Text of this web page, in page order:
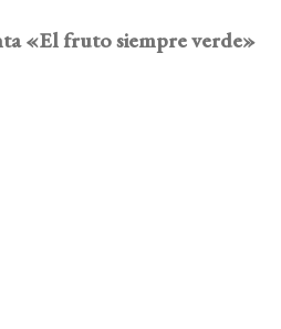
«El fruto siempre verde»